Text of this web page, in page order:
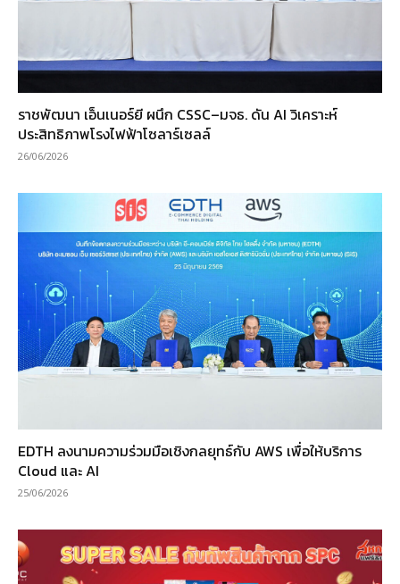
ราชพัฒนา เอ็นเนอร์ยี ผนึก CSSC–มจธ. ดัน AI วิเคราะห์
ประสิทธิภาพโรงไฟฟ้าโซลาร์เซลล์
26/06/2026
EDTH ลงนามความร่วมมือเชิงกลยุทธ์กับ AWS เพื่อให้บริการ
Cloud และ AI
25/06/2026